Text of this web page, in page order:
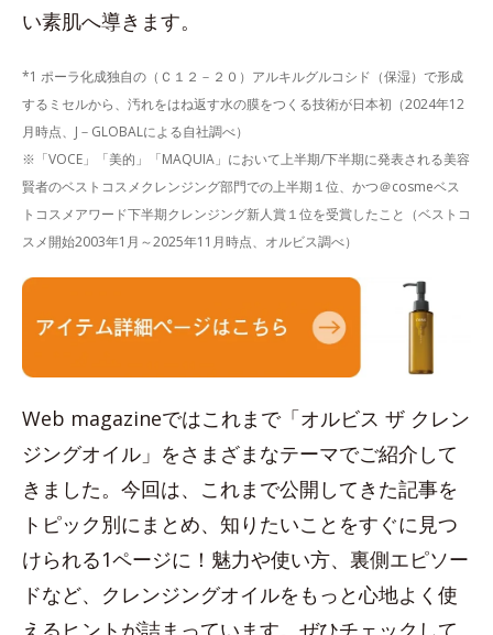
い素肌へ導きます。
*1 ポーラ化成独自の（Ｃ１２－２０）アルキルグルコシド（保湿）で形成
するミセルから、汚れをはね返す水の膜をつくる技術が日本初（2024年12
月時点、J－GLOBALによる自社調べ）
※「VOCE」「美的」「MAQUIA」において上半期/下半期に発表される美容
賢者のベストコスメクレンジング部門での上半期１位、かつ＠cosmeベス
トコスメアワード下半期クレンジング新人賞１位を受賞したこと（ベストコ
スメ開始2003年1月～2025年11月時点、オルビス調べ）
Web magazineではこれまで「オルビス ザ クレン
ジングオイル」をさまざまなテーマでご紹介して
きました。今回は、これまで公開してきた記事を
トピック別にまとめ、知りたいことをすぐに見つ
けられる1ページに！魅力や使い方、裏側エピソー
ドなど、クレンジングオイルをもっと心地よく使
えるヒントが詰まっています。ぜひチェックして